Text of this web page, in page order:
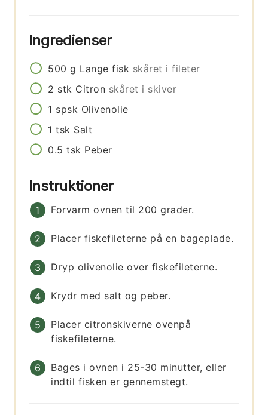
Ingredienser
500 g Lange fisk skåret i fileter
2 stk Citron skåret i skiver
1 spsk Olivenolie
1 tsk Salt
0.5 tsk Peber
Instruktioner
Forvarm ovnen til 200 grader.
Placer fiskefileterne på en bageplade.
Dryp olivenolie over fiskefileterne.
Krydr med salt og peber.
Placer citronskiverne ovenpå
fiskefileterne.
Bages i ovnen i 25-30 minutter, eller
indtil fisken er gennemstegt.